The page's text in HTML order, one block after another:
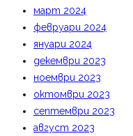
март 2024
февруари 2024
януари 2024
декември 2023
ноември 2023
октомври 2023
септември 2023
август 2023